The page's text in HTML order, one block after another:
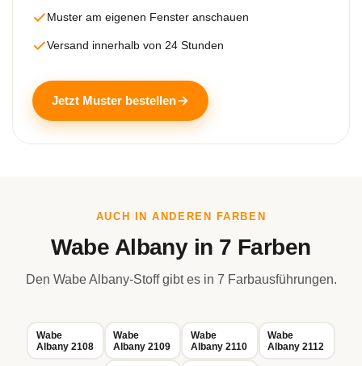
Muster am eigenen Fenster anschauen
Versand innerhalb von 24 Stunden
Jetzt Muster bestellen
AUCH IN ANDEREN FARBEN
Wabe Albany in 7 Farben
Den Wabe Albany-Stoff gibt es in 7 Farbausführungen.
Wabe
Albany 2108
Wabe
Albany 2109
Wabe
Albany 2110
Wabe
Albany 2112